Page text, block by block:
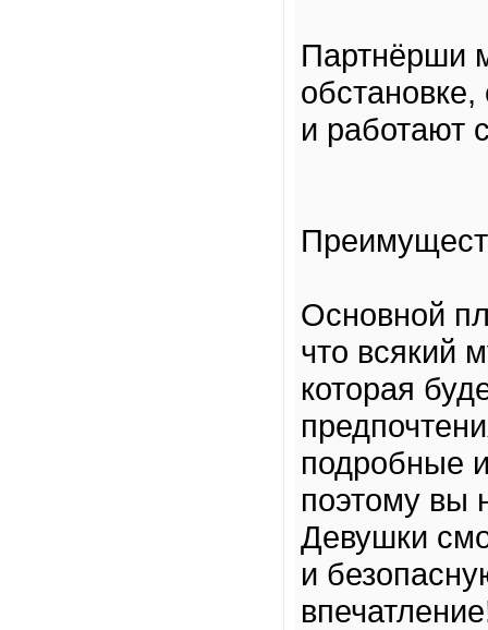
Партнёрши
и работают
Основной
что всякий
которая
подробные
поэтому вы
Девушки
и